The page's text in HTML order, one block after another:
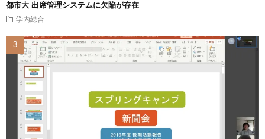
都市大 出席管理システムに欠陥が存在
学内総合